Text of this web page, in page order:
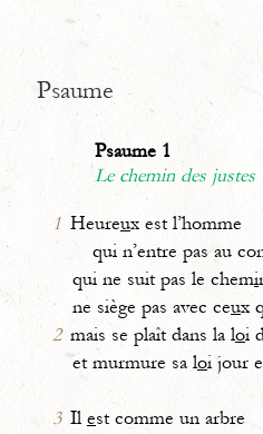
Psaume
Psaume 1
Le chemin des justes
1 Heureux est l’homme
qui n’entre pas au
qui ne suit pas le chemi
ne siège pas avec ceux
2 mais se plaît dans la loi
et murmure sa loi jour
3 Il est comme un arbre